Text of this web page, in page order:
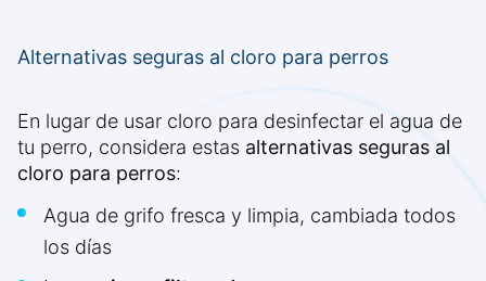
Alternativas seguras al cloro para perros
En lugar de usar cloro para desinfectar el agua de
tu perro, considera estas alternativas seguras al
cloro para perros:
Agua de grifo fresca y limpia, cambiada todos
los días